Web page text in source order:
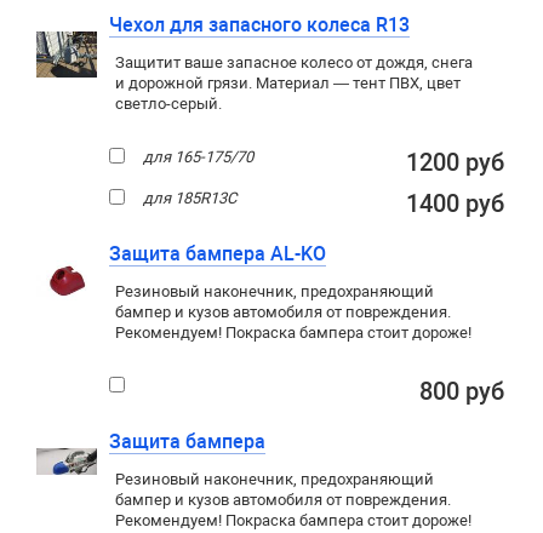
Чехол для запасного колеса R13
Защитит ваше запасное колесо от дождя, снега
и дорожной грязи. Материал — тент ПВХ, цвет
светло-серый.
для 165-175/70 1200 руб
для 185R13C 1400 руб
Защита бампера AL-KO
Резиновый наконечник, предохраняющий
бампер и кузов автомобиля от повреждения.
Рекомендуем! Покраска бампера стоит дороже!
800 руб
Защита бампера
Резиновый наконечник, предохраняющий
бампер и кузов автомобиля от повреждения.
Рекомендуем! Покраска бампера стоит дороже!